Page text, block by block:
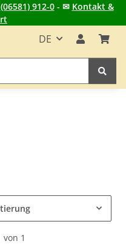
(06581) 912-0- ✉ Kontakt &
DE
1